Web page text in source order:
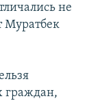
не
Муратбек
граждан,